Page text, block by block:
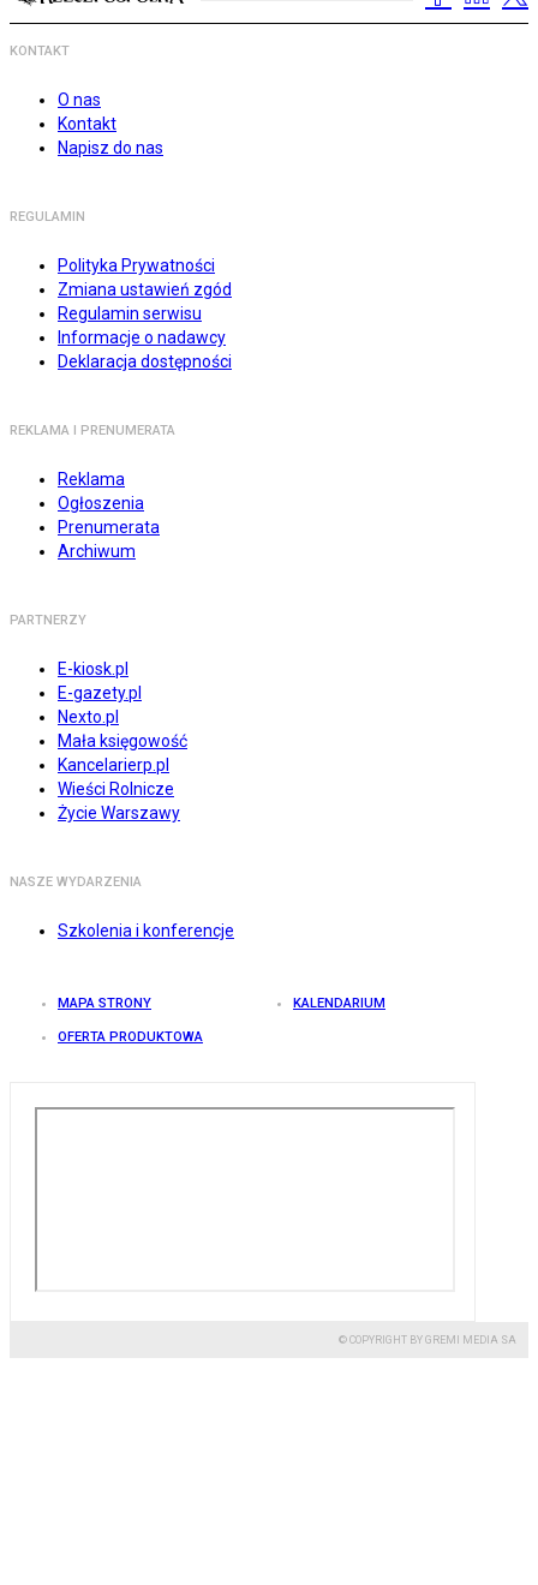
KONTAKT
O nas
Kontakt
Napisz do nas
REGULAMIN
Polityka Prywatności
Zmiana ustawień zgód
Regulamin serwisu
Informacje o nadawcy
Deklaracja dostępności
REKLAMA I PRENUMERATA
Reklama
Ogłoszenia
Prenumerata
Archiwum
PARTNERZY
E-kiosk.pl
E-gazety.pl
Nexto.pl
Mała księgowość
Kancelarierp.pl
Wieści Rolnicze
Życie Warszawy
NASZE WYDARZENIA
Szkolenia i konferencje
MAPA STRONY KALENDARIUM
OFERTA PRODUKTOWA
© COPYRIGHT BY GREMI MEDIA SA